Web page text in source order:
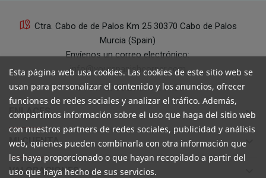
Ctra. Cabo de de Palos Km 25 30370 Cabo de Palos
Murcia (Spain)
Envíenos un correo electrónico:
info@yourspanishcorner.com
+34 647 29 98 21 de 9 a 14:30
ENLACES keyboard_arrow_down
MI CUENTA keyboard_arrow_down
VALORACIONES
Esta página web usa cookies. Las cookies de este sitio web se
usan para personalizar el contenido y los anuncios, ofrecer
funciones de redes sociales y analizar el tráfico. Además,
compartimos información sobre el uso que haga del sitio web
con nuestros partners de redes sociales, publicidad y análisis
web, quienes pueden combinarla con otra información que
les haya proporcionado o que hayan recopilado a partir del
uso que haya hecho de sus servicios.